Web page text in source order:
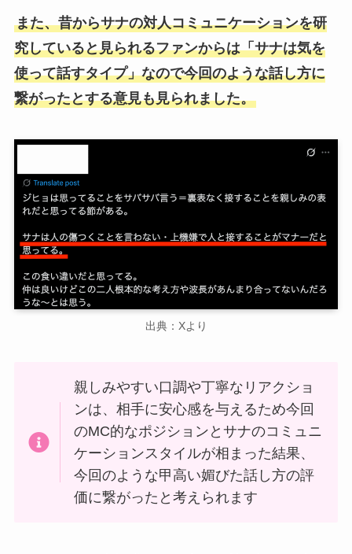
また、昔からサナの対人コミュニケーションを研
究していると見られるファンからは「サナは気を
使って話すタイプ」なので今回のような話し方に
繋がったとする意見も見られました。
出典：Xより
親しみやすい口調や丁寧なリアクショ
ンは、相手に安心感を与えるため今回
のMC的なポジションとサナのコミュニ
ケーションスタイルが相まった結果、
今回のような甲高い媚びた話し方の評
価に繋がったと考えられます